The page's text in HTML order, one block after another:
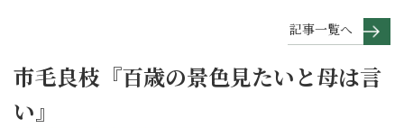
記事一覧へ
市毛良枝『百歳の景色見たいと母は言
い』